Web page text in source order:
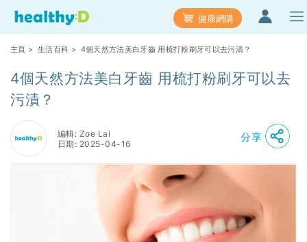
健康網購
主頁 > 生活百科 > 4個天然方法美白牙齒 用梳打粉刷牙可以去污漬？
4個天然方法美白牙齒 用梳打粉刷牙可以去
污漬？
編輯: Zoe Lai
日期: 2025-04-16
分享